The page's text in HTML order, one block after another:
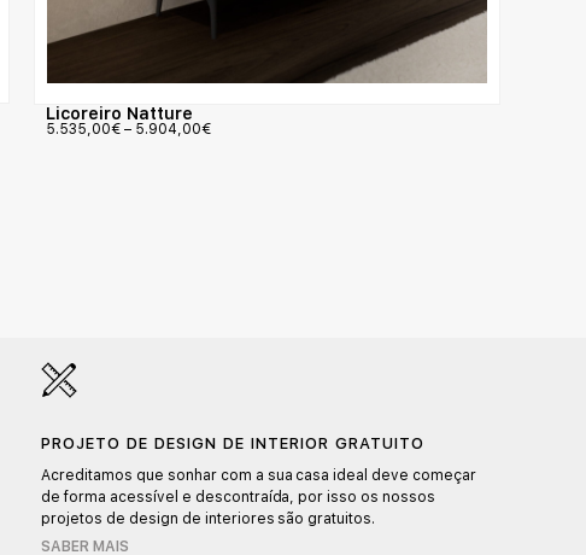
Licoreiro Natture
5.535,00€ – 5.904,00€
PROJETO DE DESIGN DE INTERIOR GRATUITO
Acreditamos que sonhar com a sua casa ideal deve começar
de forma acessível e descontraída, por isso os nossos
projetos de design de interiores são gratuitos.
SABER MAIS